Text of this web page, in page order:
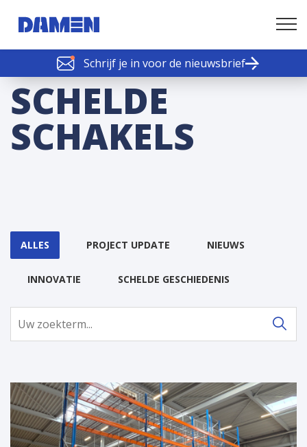
Schrijf je in voor de nieuwsbrief
SCHELDE SCHAKELS
Nieuws of tips
SCHELDE
SCHAKELS
ALLES PROJECT UPDATE NIEUWS
INNOVATIE SCHELDE GESCHIEDENIS